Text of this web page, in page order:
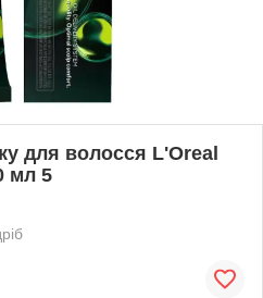
для волосся L'Oreal
мл 5